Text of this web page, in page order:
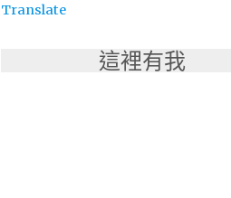
Translate
這裡有我